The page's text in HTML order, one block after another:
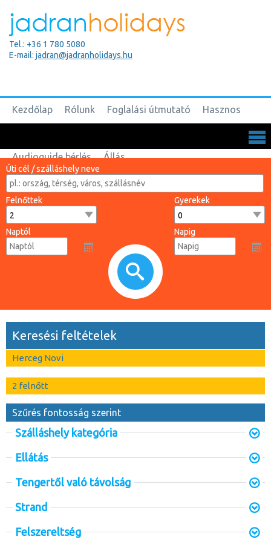
Tel.: +36 1 780 5080
E-mail: jadran@jadranholidays.hu
Kezdőlap Rólunk Foglalási útmutató Hasznos
Audioguide bérlés Állás
Úti cél / szálláshely neve
Felnőttek Gyerekek
Naptól Napig
Keresési feltételek
Herceg Novi
2 felnőtt
Szűrés fontosság szerint
Szálláshely kategória
Ellátás
Tengertől való távolság
Strand
Felszereltség